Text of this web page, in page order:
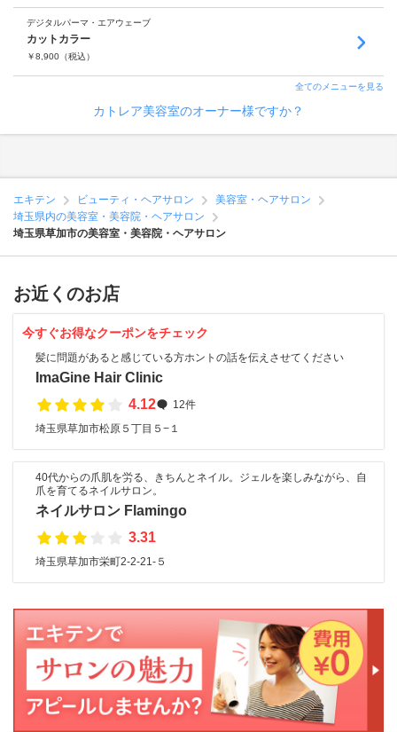
デジタルパーマ・エアウェーブ
カットカラー
￥8,900 （税込）
全てのメニューを見る
カトレア美容室のオーナー様ですか？
エキテン ビューティ・ヘアサロン
美容室・ヘアサロン
埼玉県内の美容室・美容院・ヘアサロン
埼玉県草加市の美容室・美容院・ヘアサロン
お近くのお店
今すぐお得なクーポンをチェック
髪に問題があると感じている方ホントの話を伝えさせてください
ImaGine Hair Clinic
4.12
12件
埼玉県草加市松原５丁目５−１
40代からの爪肌を労る、きちんとネイル。ジェルを楽しみながら、自
爪を育てるネイルサロン。
ネイルサロン Flamingo
3.31
埼玉県草加市栄町2-2-21-５